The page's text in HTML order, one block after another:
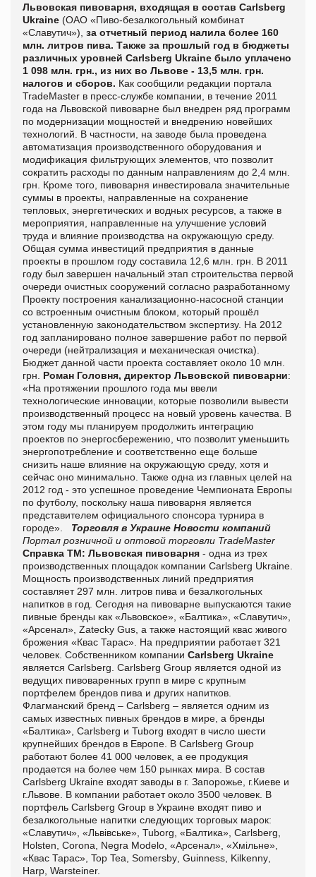
Львовская пивоварня, входящая в состав Carlsberg
Ukraine (ОАО «Пиво-безалкогольный комбинат
«Славутич»), за отчетный период налила более 160
млн. литров пива. Также за прошлый год в бюджеты
различных уровней Carlsberg Ukraine было уплачено
1 098 млн. грн., из них во Львове - 13,5 млн. грн.
налогов и сборов. Как сообщили редакции портала
TradeMaster в пресс-службе компании, в течение 2011
года на Львовской пивоварне был внедрен ряд программ
по модернизации мощностей и внедрению новейших
технологий. В частности, на заводе была проведена
автоматизация производственного оборудования и
модификация фильтрующих элементов, что позволит
сократить расходы по данным направлениям до 2,4 млн.
грн. Кроме того, пивоварня инвестировала значительные
суммы в проекты, направленные на сохранение
тепловых, энергетических и водных ресурсов, а также в
мероприятия, направленные на улучшение условий
труда и влияние производства на окружающую среду.
Общая сумма инвестиций предприятия в данные
проекты в прошлом году составила 12,6 млн. грн.
В 2011
году был завершен начальный этап строительства первой
очереди очистных сооружений согласно разработанному
Проекту построения канализационно-насосной станции
со встроенным очистным блоком, который прошёл
установленную законодательством экспертизу. На 2012
год запланировано полное завершение работ по первой
очереди (нейтрализация и механическая очистка).
Бюджет данной части проекта составляет около 10 млн.
грн.
Роман Головня, директор Львовской пивоварни:
«На протяжении прошлого года мы ввели
технологические инновации, которые позволили вывести
производственный процесс на новый уровень качества. В
этом году мы планируем продолжить интеграцию
проектов по энергосбережению, что позволит уменьшить
энергопотребление и соответственно еще больше
снизить наше влияние на окружающую среду, хотя и
сейчас оно минимально. Также одна из главных целей на
2012 год - это успешное проведение Чемпионата Европы
по футболу, поскольку наша пивоварня является
представителем официального спонсора турнира в
городе».
Торговля в Украине Новости компаний
Портал розничной и оптовой торговли TradeMaster
Справка ТМ: Львовская пивоварня - одна из трех
производственных площадок компании Carlsberg Ukraine.
Мощность производственных линий предприятия
составляет 297 млн. литров пива и безалкогольных
напитков в год. Сегодня на пивоварне выпускаются такие
пивные бренды как «Львовское», «Балтика», «Славутич»,
«Арсенал», Zateсky Gus, а также настоящий квас живого
брожения «Квас Тарас». На предприятии работает 321
человек. Собственником компании Carlsberg Ukraine
является Carlsberg. Carlsberg Group является одной из
ведущих пивоваренных групп в мире с крупным
портфелем брендов пива и других напитков.
Флагманский бренд – Carlsberg – является одним из
самых известных пивных брендов в мире, а бренды
«Балтика», Carlsberg и Tuborg входят в число шести
крупнейших брендов в Европе. В Carlsberg Group
работают более 41 000 человек, а ее продукция
продается на более чем 150 рынках мира.
В состав
Carlsberg Ukraine входят заводы в г. Запорожье, г.Киеве и
г.Львове. В компании работает около 3500 человек. В
портфель Carlsberg Group в Украине входят пиво и
безалкогольные напитки следующих торговых марок:
«Славутич», «Львівське», Tuborg, «Балтика», Carlsberg,
Holsten, Corona, Negra Modelo «Арсенал», «Хмільне»,
«Квас Тарас», Top Tea, Somersby Guinness Kilkenny
Harp , Warsteiner.